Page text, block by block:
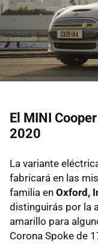
El MINI
2020
La variante
fabricará en las
familia en Oxford,
distinguirás por la
amarillo para
Corona Spoke de